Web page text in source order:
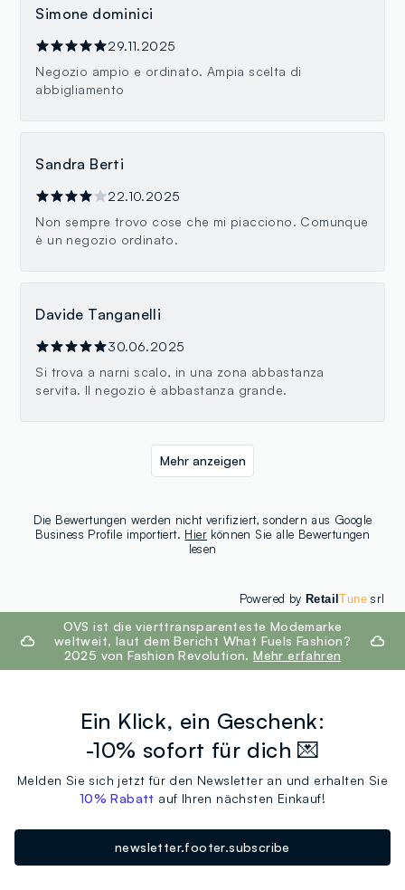
Simone dominici
29.11.2025
Negozio ampio e ordinato. Ampia scelta di
abbigliamento
Sandra Berti
22.10.2025
Non sempre trovo cose che mi piacciono. Comunque
è un negozio ordinato.
Davide Tanganelli
30.06.2025
Si trova a narni scalo, in una zona abbastanza
servita. Il negozio è abbastanza grande.
Die Bewertungen werden nicht verifiziert, sondern aus Google
Business Profile importiert. Hier können Sie alle Bewertungen
lesen
Mehr anzeigen
Powered by RetailTunesrl
footer.ariatitleOVS ist die vierttransparenteste Modemarke
weltweit, laut dem Bericht What Fuels Fashion?
2025 von Fashion Revolution.Mehr erfahren
Ein Klick, ein Geschenk:
-10% sofort für dich 💌
Melden Sie sich jetzt für den Newsletter an und erhalten Sie
10% Rabatt auf Ihren nächsten Einkauf!
newsletter.footer.subscribe